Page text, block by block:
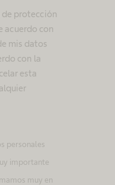
protección
acuerdo con
mis datos
con la
esta
personales
importante
muy en